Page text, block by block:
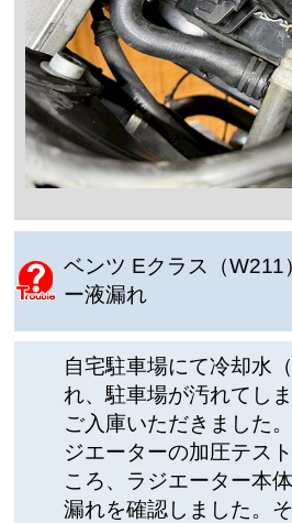
ベンツ Eクラス（W211
ー液漏れ
自宅駐車場にて冷却水
れ、駐車場が汚れてし
ご入庫いただきました
ジエーターの加圧テス
ころ、ラジエーター本
漏れを確認しました。